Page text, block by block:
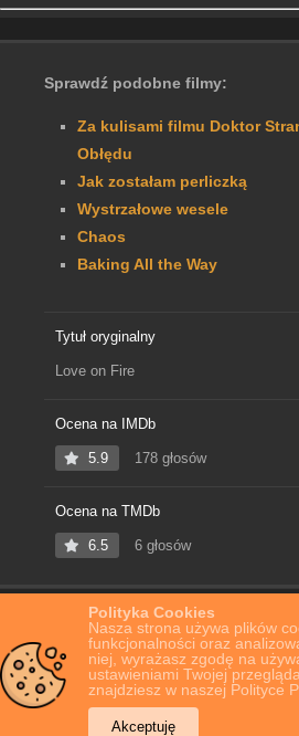
Polityka Cookies
Nasza strona używa plików
funkcjonalności oraz
niej, wyrażasz zgodę na
ustawieniami Twojej
znajdziesz w naszej Polityce
Akceptuję
Sprawdź podobne filmy:
Za kulisami filmu Doktor
Obłędu
Jak zostałam perliczką
Wystrzałowe wesele
Chaos
Baking All the Way
Tytuł oryginalny
Love on Fire
Ocena na IMDb
5.9 178 głosów
Ocena na TMDb
6.5 6 głosów
Film Online Love on Fire